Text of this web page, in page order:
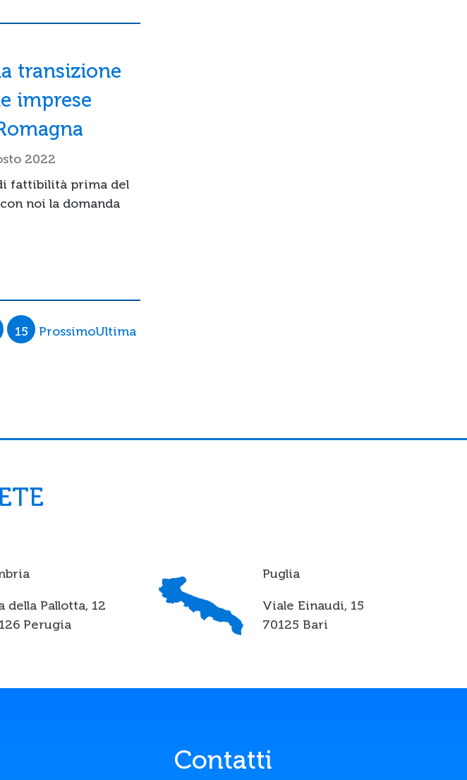
transizione
imprese
2022
fattibilità prima del
noi la domanda
15 ProssimoUltima
della Pallotta, 12
Perugia
Puglia
Viale Einaudi, 15
70125 Bari
Contatti